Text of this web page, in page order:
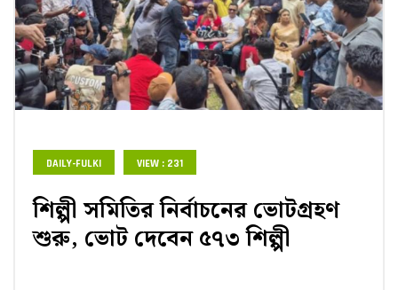
DAILY-FULKI VIEW : 231
শিল্পী সমিতির নির্বাচনের ভোটগ্রহণ
শুরু, ভোট দেবেন ৫৭৩ শিল্পী